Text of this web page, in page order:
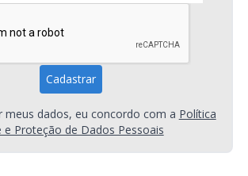
meus dados, eu concordo com a Política
e Proteção de Dados Pessoais